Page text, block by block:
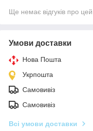
Ще немає відгуків про
Умови доставки
Нова Пошта
Укрпошта
Самовивіз
Самовивіз
Всі умови доставки